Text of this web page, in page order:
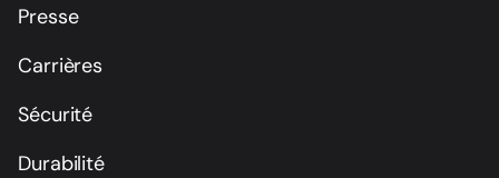
Presse
Carrières
Sécurité
Durabilité